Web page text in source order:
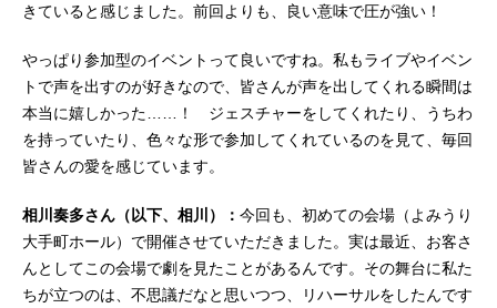
きていると感じました。前回よりも、良い意味で圧が強い！
やっぱり参加型のイベントって良いですね。私もライブやイベン
トで声を出すのが好きなので、皆さんが声を出してくれる瞬間は
本当に嬉しかった……！ ジェスチャーをしてくれたり、うちわ
を持っていたり、色々な形で参加してくれているのを見て、毎回
皆さんの愛を感じています。
相川奏多さん（以下、相川）： 今回も、初めての会場（よみうり
大手町ホール）で開催させていただきました。実は最近、お客さ
んとしてこの会場で劇を見たことがあるんです。その舞台に私た
ちが立つのは、不思議だなと思いつつ、リハーサルをしたんです